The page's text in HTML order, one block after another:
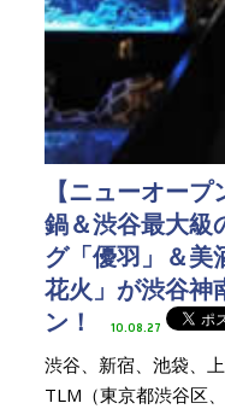
【ニューオー
鍋＆渋谷最大級
グ「優羽」＆美
花火」が渋谷神
ン！
10.08.27
渋谷、新宿、池袋、
TLM（東京都渋谷区